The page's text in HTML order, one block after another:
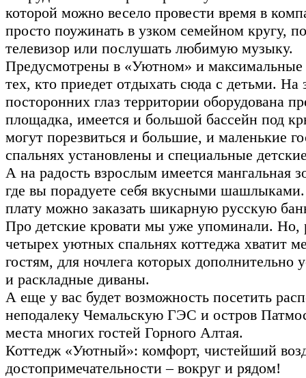
которой можно весело провести время в
просто поужинать в узком семейном кругу,
телевизор или послушать любимую музыку.
Предусмотрены в «Уютном» и максимальные
тех, кто приедет отдыхать сюда с детьми. На
посторонних глаз территории оборудована
площадка, имеется и большой бассейн под
могут порезвиться и большие, и маленькие
спальнях установлены и специальные
А на радость взрослым имеется мангальная
где вы порадуете себя вкусными
плату можно заказать шикарную русскую
Про детские кровати мы уже упоминали. Но,
четырех уютных спальнях коттеджа хватит
гостям, для ночлега которых дополнительно
и раскладные диваны.
А еще у вас будет возможность посетить
неподалеку Чемальскую ГЭС и остров
места многих гостей Горного Алтая.
Коттедж «Уютный»: комфорт, чистейший
достопримечательности – вокруг и рядом!